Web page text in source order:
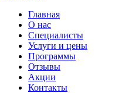
Главная
О нас
Cпециалисты
Услуги и цены
Программы
Отзывы
Акции
Контакты